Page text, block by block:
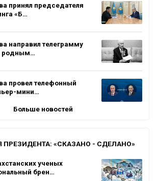
принял председателя
«Б…
направил телеграмму
родным…
провел телефонный
мини…
Больше новостей
ПРЕЗИДЕНТА: «СКАЗАНО - СДЕЛАНО»
ученых
брен…